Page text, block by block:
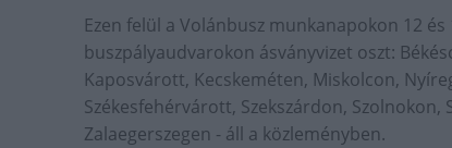
Ezen felül a Volánbusz munkanapokon 12
buszpályaudvarokon ásványvizet oszt:
Kaposvárott, Kecskeméten, Miskolcon,
Székesfehérvárott, Szekszárdon,
Zalaegerszegen - áll a közleményben.